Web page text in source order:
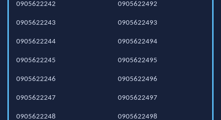
0905622242
0905622243
0905622244
0905622245
0905622246
0905622247
0905622248
0905622492
0905622493
0905622494
0905622495
0905622496
0905622497
0905622498